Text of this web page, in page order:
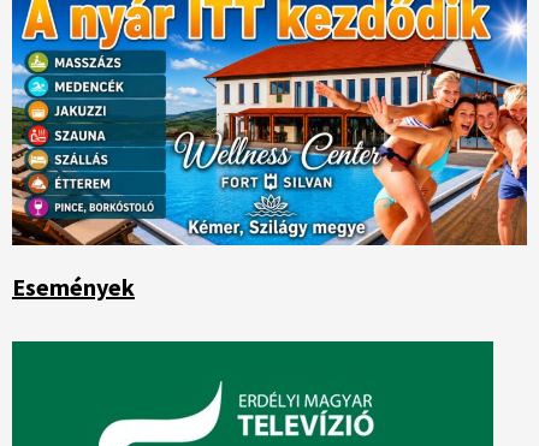
Események